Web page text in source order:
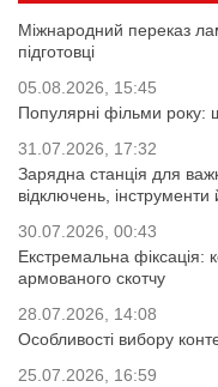
Міжнародний переказ
підготовці
05.08.2026, 15:45
Популярні фільми року:
31.07.2026, 17:32
Зарядна станція для
відключень,
30.07.2026, 00:43
Екстремальна фіксація:
армованого скотчу
28.07.2026, 14:08
Особливості вибору
25.07.2026, 16:59